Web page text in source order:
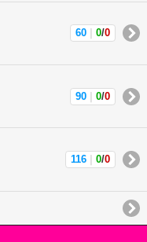
60 0/0
90 0/0
116 0/0